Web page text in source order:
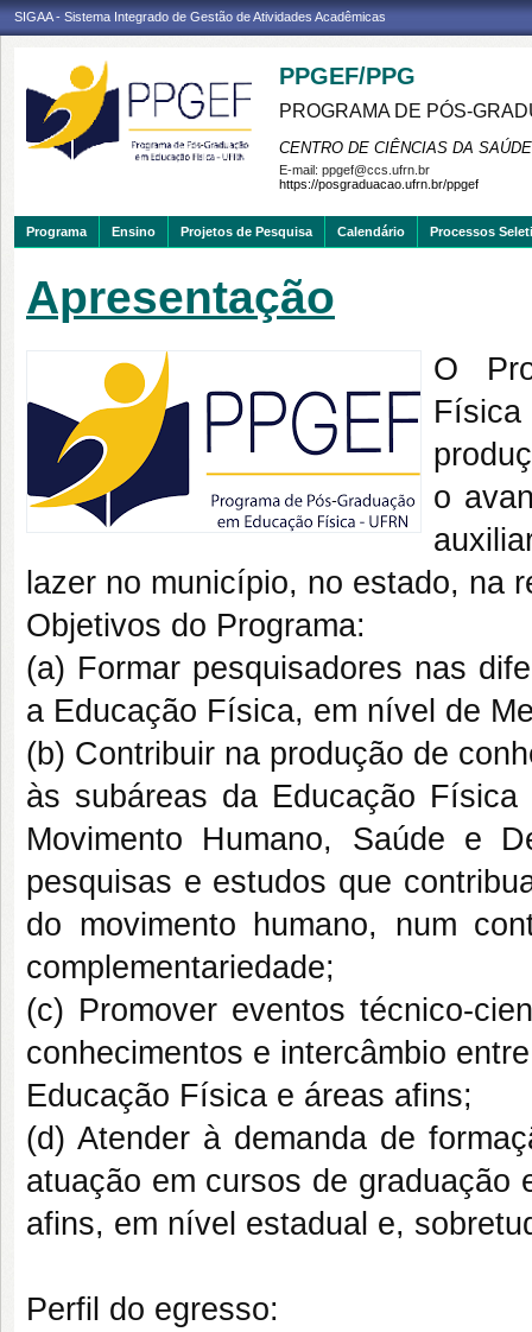
SIGAA - Sistema Integrado de Gestão de Atividades Acadêmicas
PPGEF/PPG
PROGRAMA DE PÓS-
CENTRO DE CIÊNCIAS DA SAÚDE
E-mail: ppgef@ccs.ufrn.br
https://posgraduacao.ufrn.br/ppgef
Programa Ensino Projetos de Pesquisa Calendário Processos
Apresentação
O
o
lazer no município, no estado, na
Objetivos do Programa:
(a) Formar pesquisadores nas
a Educação Física, em nível de
(b) Contribuir na produção de
às subáreas da Educação
Movimento Humano, Saúde e
pesquisas e estudos que
do movimento humano, num
complementariedade;
(c) Promover eventos técnico-
conhecimentos e intercâmbio
Educação Física e áreas afins;
(d) Atender à demanda de
atuação em cursos de graduação
afins, em nível estadual e,
Perfil do egresso: